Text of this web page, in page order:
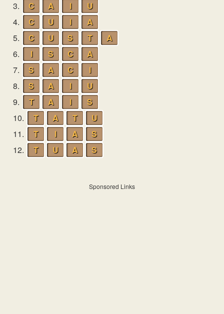
3. C A I
U
4.
C U I
A
5.
C U S T
A
6.
I S C
A
7.
S A C
I
8.
S A I
U
9.
T A I
S
10.
T A T
U
11.
T I A
S
12.
T U A S
Sponsored Links